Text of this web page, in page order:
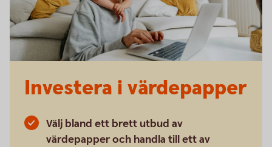
Investera i värdepapper
Välj bland ett brett utbud av
värdepapper och handla till ett av